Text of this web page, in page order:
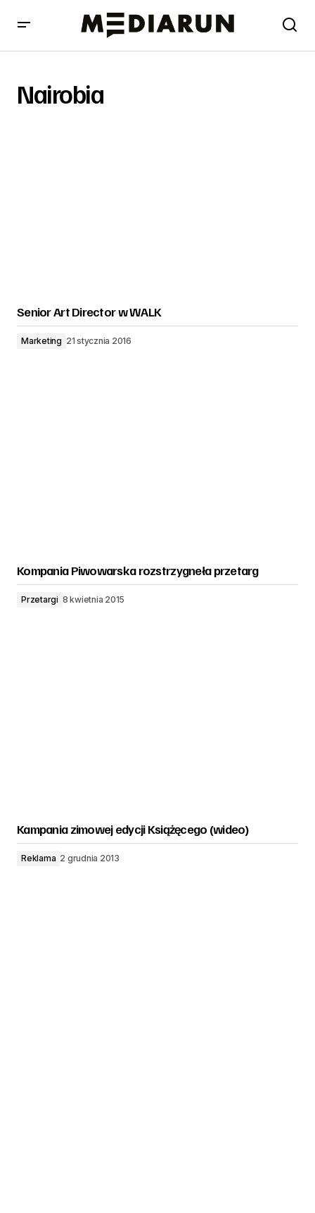
Nairobia
Senior Art Director w WALK
Marketing 21 stycznia 2016
Kompania Piwowarska rozstrzygneła przetarg
Przetargi 8 kwietnia 2015
Kampania zimowej edycji Książęcego (wideo)
Reklama 2 grudnia 2013